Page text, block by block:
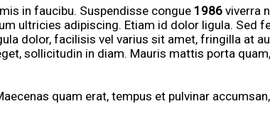
in faucibu. Suspendisse congue 1986 viverra
ultricies adipiscing. Etiam id dolor ligula. Sed
dolor, facilisis vel varius sit amet, fringilla at
sollicitudin in diam. Mauris mattis porta
quam erat, tempus et pulvinar